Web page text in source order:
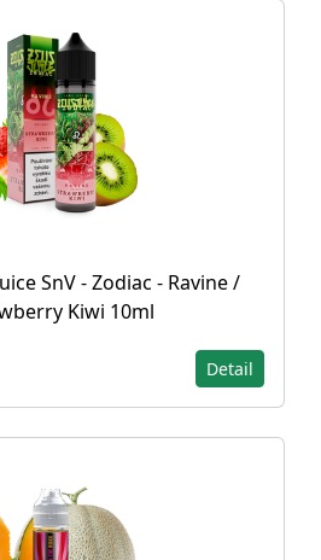
SnV - Zodiac - Ravine /
Kiwi 10ml
Detail